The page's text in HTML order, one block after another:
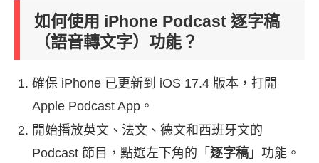
如何使用 iPhone Podcast 逐字稿
（語音轉文字）功能？
確保 iPhone 已更新到 iOS 17.4 版本，打開
Apple Podcast App。
開始播放英文、法文、德文和西班牙文的
Podcast 節目，點選左下角的「 逐字稿 」功能。